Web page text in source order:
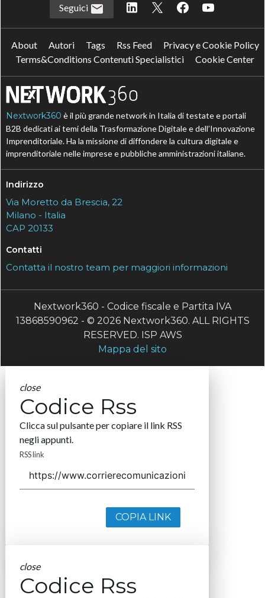
Seguici
About Autori Tags Rss Feed
Privacy e Cookie Policy
Terms&Conditions Contenuti Specialistici
Cookie Center
Nextwork360 è il più grande network in Italia di testate e portali
B2B dedicati ai temi della Trasformazione Digitale e dell’Innovazione
Imprenditoriale. Ha la missione di diffondere la cultura digitale e
imprenditoriale nelle imprese e pubbliche amministrazioni italiane.
Indirizzo
Via Moretto da Brescia, 22
Milano - Italia
CAP 20133
Contatti
Contatta il nostro team per maggiori informazioni
Nextwork360 - Codice fiscale e Partita IVA
13868590962 - © 2026 Nextwork360. ALL RIGHTS
RESERVED. ISP AWS
Mappa del sito
close
Codice Rss
Clicca sul pulsante per copiare il link RSS
negli appunti.
RSS link
COPIA LINK
close
Codice Rss